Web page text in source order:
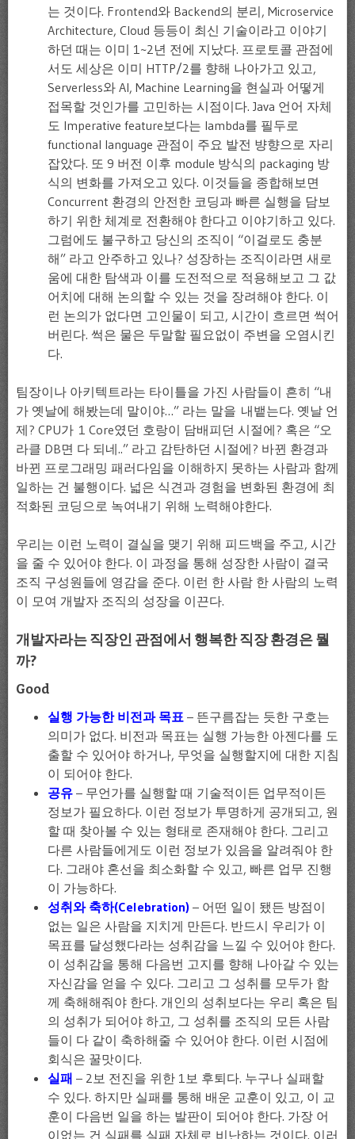
는 것이다. Frontend와 Backend의 분리, Microservice
Architecture, Cloud 등등이 최신 기술이라고 이야기
하던 때는 이미 1~2년 전에 지났다. 프로토콜 관점에
서도 세상은 이미 HTTP/2를 향해 나아가고 있고,
Serverless와 AI, Machine Learning을 현실과 어떻게
접목할 것인가를 고민하는 시점이다. Java 언어 자체
도 Imperative feature보다는 lambda를 필두로
functional language 관점이 주요 발전 뱡향으로 자리
잡았다. 또 9 버전 이후 module 방식의 packaging 방
식의 변화를 가져오고 있다. 이것들을 종합해보면
Concurrent 환경의 안전한 코딩과 빠른 실행을 담보
하기 위한 체계로 전환해야 한다고 이야기하고 있다.
그럼에도 불구하고 당신의 조직이 “이걸로도 충분
해” 라고 안주하고 있나? 성장하는 조직이라면 새로
움에 대한 탐색과 이를 도전적으로 적용해보고 그 값
어치에 대해 논의할 수 있는 것을 장려해야 한다. 이
런 논의가 없다면 고인물이 되고, 시간이 흐르면 썩어
버린다. 썩은 물은 두말할 필요없이 주변을 오염시킨
다.
팀장이나 아키텍트라는 타이틀을 가진 사람들이 흔히 “내
가 옛날에 해봤는데 말이야…” 라는 말을 내뱉는다. 옛날 언
제? CPU가 1 Core였던 호랑이 담배피던 시절에? 혹은 “오
라클 DB면 다 되네..” 라고 감탄하던 시절에? 바뀐 환경과
바뀐 프로그래밍 패러다임을 이해하지 못하는 사람과 함께
일하는 건 불행이다. 넓은 식견과 경험을 변화된 환경에 최
적화된 코딩으로 녹여내기 위해 노력해야한다.
우리는 이런 노력이 결실을 맺기 위해 피드백을 주고, 시간
을 줄 수 있어야 한다. 이 과정을 통해 성장한 사람이 결국
조직 구성원들에 영감을 준다. 이런 한 사람 한 사람의 노력
이 모여 개발자 조직의 성장을 이끈다.
개발자라는 직장인 관점에서 행복한 직장 환경은 뭘
까?
Good
실행 가능한 비전과 목표 – 뜬구름잡는 듯한 구호는
의미가 없다. 비전과 목표는 실행 가능한 아젠다를 도
출할 수 있어야 하거나, 무엇을 실행할지에 대한 지침
이 되어야 한다.
공유 – 무언가를 실행할 때 기술적이든 업무적이든
정보가 필요하다. 이런 정보가 투명하게 공개되고, 원
할 때 찾아볼 수 있는 형태로 존재해야 한다. 그리고
다른 사람들에게도 이런 정보가 있음을 알려줘야 한
다. 그래야 혼선을 최소화할 수 있고, 빠른 업무 진행
이 가능하다.
성취와 축하(Celebration) – 어떤 일이 됐든 방점이
없는 일은 사람을 지치게 만든다. 반드시 우리가 이
목표를 달성했다라는 성취감을 느낄 수 있어야 한다.
이 성취감을 통해 다음번 고지를 향해 나아갈 수 있는
자신감을 얻을 수 있다. 그리고 그 성취를 모두가 함
께 축해해줘야 한다. 개인의 성취보다는 우리 혹은 팀
의 성취가 되어야 하고, 그 성취를 조직의 모든 사람
들이 다 같이 축하해줄 수 있어야 한다. 이런 시점에
회식은 꿀맛이다.
실패 – 2보 전진을 위한 1보 후퇴다. 누구나 실패할
수 있다. 하지만 실패를 통해 배운 교훈이 있고, 이 교
훈이 다음번 일을 하는 발판이 되어야 한다. 가장 어
이없는 건 실패를 실패 자체로 비난하는 것이다. 이러